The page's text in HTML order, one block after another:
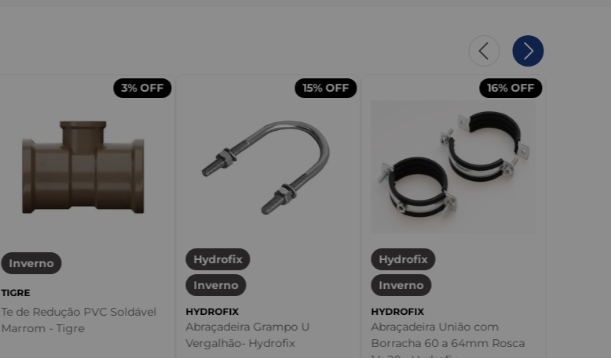
3%OFF
Inverno
TIGRE
Te de Redução PVC Soldável
Marrom - Tigre
15%OFF
Hydrofix
Inverno
HYDROFIX
Abraçadeira Grampo U
Vergalhão- Hydrofix
16%OFF
Hydrofix
Inverno
HYDROFIX
Abraçadeira União com
Borracha 60 a 64mm Rosca